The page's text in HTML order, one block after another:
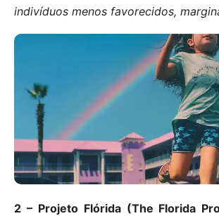
indivíduos menos favorecidos,
2 – Projeto Flórida (The Florida